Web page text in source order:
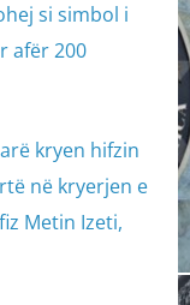
si simbol i
afër 200
kryen hifzin
në kryerjen e
Metin Izeti,